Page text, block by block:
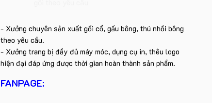
- Xưởng chuyên sản xuất gối cổ, gấu bông, thú nhồi bông
theo yêu cầu.
- Xưởng trang bị đầy đủ máy móc, dụng cụ in, thêu logo
hiện đại đáp ứng được thời gian hoàn thành sản phẩm.
FANPAGE: